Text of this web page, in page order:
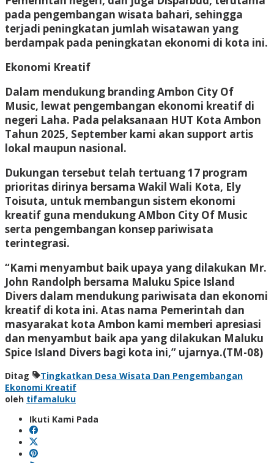
pada pengembangan wisata bahari, sehingga
terjadi peningkatan jumlah wisatawan yang
berdampak pada peningkatan ekonomi di kota ini.
Ekonomi Kreatif
Dalam mendukung branding Ambon City Of
Music, lewat pengembangan ekonomi kreatif di
negeri Laha. Pada pelaksanaan HUT Kota Ambon
Tahun 2025, September kami akan support artis
lokal maupun nasional.
Dukungan tersebut telah tertuang 17 program
prioritas dirinya bersama Wakil Wali Kota, Ely
Toisuta, untuk membangun sistem ekonomi
kreatif guna mendukung AMbon City Of Music
serta pengembangan konsep pariwisata
terintegrasi.
“Kami menyambut baik upaya yang dilakukan Mr.
John Randolph bersama Maluku Spice Island
Divers dalam mendukung pariwisata dan ekonomi
kreatif di kota ini. Atas nama Pemerintah dan
masyarakat kota Ambon kami memberi apresiasi
dan menyambut baik apa yang dilakukan Maluku
Spice Island Divers bagi kota ini,” ujarnya.(TM-08)
Ditag
Tingkatkan Desa Wisata Dan Pengembangan
Ekonomi Kreatif
oleh tifamaluku
Ikuti Kami Pada